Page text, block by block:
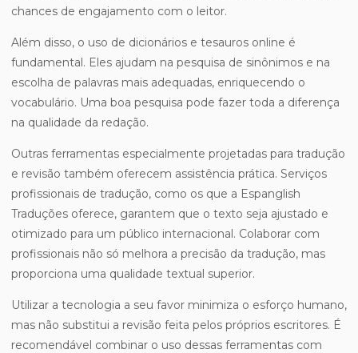
chances de engajamento com o leitor.
Além disso, o uso de dicionários e tesauros online é
fundamental. Eles ajudam na pesquisa de sinônimos e na
escolha de palavras mais adequadas, enriquecendo o
vocabulário. Uma boa pesquisa pode fazer toda a diferença
na qualidade da redação.
Outras ferramentas especialmente projetadas para tradução
e revisão também oferecem assistência prática. Serviços
profissionais de tradução, como os que a Espanglish
Traduções oferece, garantem que o texto seja ajustado e
otimizado para um público internacional. Colaborar com
profissionais não só melhora a precisão da tradução, mas
proporciona uma qualidade textual superior.
Utilizar a tecnologia a seu favor minimiza o esforço humano,
mas não substitui a revisão feita pelos próprios escritores. É
recomendável combinar o uso dessas ferramentas com